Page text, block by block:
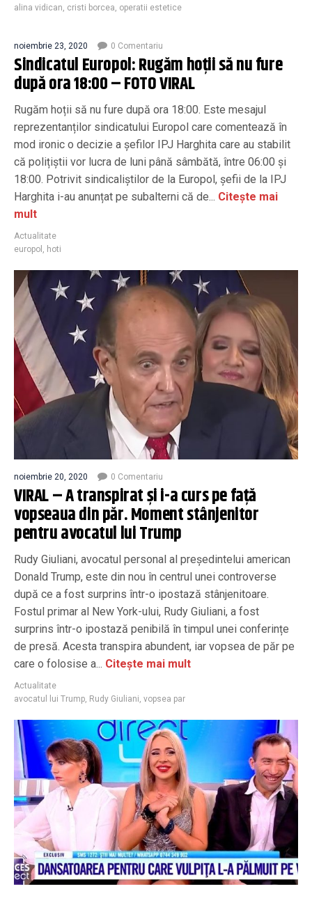
alina vidican, cristi borcea, operatii estetice
noiembrie 23, 2020 0 Comentariu
Sindicatul Europol: Rugăm hoții să nu fure
după ora 18:00 – FOTO VIRAL
Rugăm hoții să nu fure după ora 18:00. Este mesajul
reprezentanților sindicatului Europol care comentează în
mod ironic o decizie a șefilor IPJ Harghita care au stabilit
că polițiștii vor lucra de luni până sâmbătă, între 06:00 și
18:00. Potrivit sindicaliștilor de la Europol, șefii de la IPJ
Harghita i-au anunțat pe subalterni că de... Citește mai
mult
Actualitate
europol , hoti
noiembrie 20, 2020 0 Comentariu
VIRAL – A transpirat și i-a curs pe față
vopseaua din păr. Moment stânjenitor
pentru avocatul lui Trump
Rudy Giuliani, avocatul personal al președintelui american
Donald Trump, este din nou în centrul unei controverse
după ce a fost surprins într-o ipostază stânjenitoare.
Fostul primar al New York-ului, Rudy Giuliani, a fost
surprins într-o ipostază penibilă în timpul unei conferințe
de presă. Acesta transpira abundent, iar vopsea de păr pe
care o folosise a... Citește mai mult
Actualitate
avocatul lui Trump, Rudy Giuliani, vopsea par